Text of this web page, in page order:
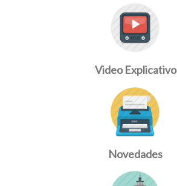
Video Explicativo
Novedades